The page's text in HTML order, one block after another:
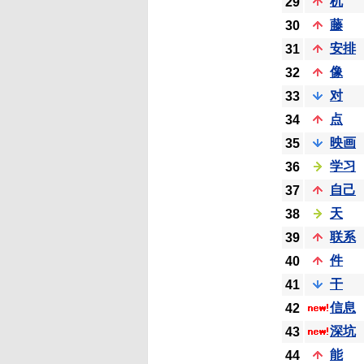
30
藤
31
安排
32
像
33
对
34
点
35
映画
36
学习
37
自己
38
天
39
联系
40
件
41
干
42
信息
43
深坑
44
能